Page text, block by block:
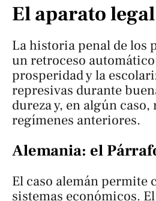
El aparato legal
La historia penal de los
un retroceso
prosperidad y la
represivas durante
dureza y, en algún
regímenes anteriores.
Alemania: el
El caso alemán permite
sistemas económicos.